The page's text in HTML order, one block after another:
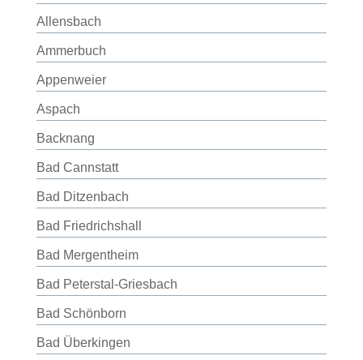
Allensbach
Ammerbuch
Appenweier
Aspach
Backnang
Bad Cannstatt
Bad Ditzenbach
Bad Friedrichshall
Bad Mergentheim
Bad Peterstal-Griesbach
Bad Schönborn
Bad Überkingen